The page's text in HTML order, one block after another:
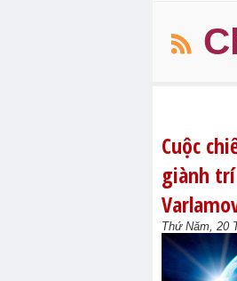
Cuộc
giành
Thứ Năm, 20